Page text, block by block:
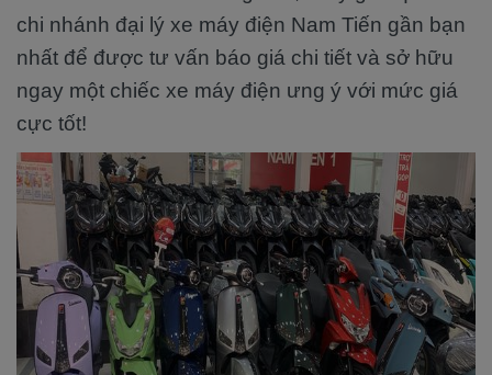
chi nhánh đại lý xe máy điện Nam Tiến gần bạn
nhất để được tư vấn báo giá chi tiết và sở hữu
ngay một chiếc xe máy điện ưng ý với mức giá
cực tốt!